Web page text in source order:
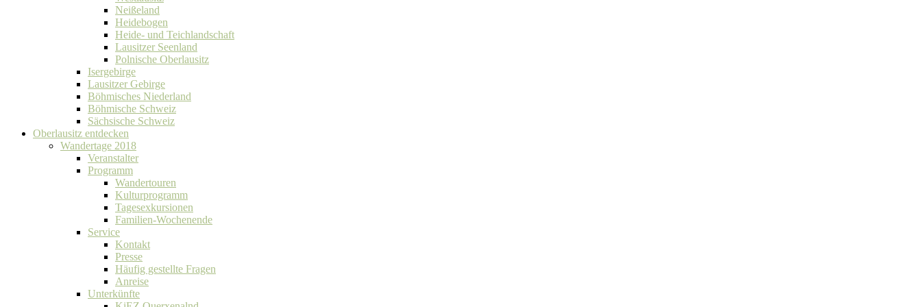
Neißeland
Heidebogen
Heide- und Teichlandschaft
Lausitzer Seenland
Polnische Oberlausitz
Isergebirge
Lausitzer Gebirge
Böhmisches Niederland
Böhmische Schweiz
Sächsische Schweiz
Oberlausitz entdecken
Wandertage 2018
Veranstalter
Programm
Wandertouren
Kulturprogramm
Tagesexkursionen
Familien-Wochenende
Service
Kontakt
Presse
Häufig gestellte Fragen
Anreise
Unterkünfte